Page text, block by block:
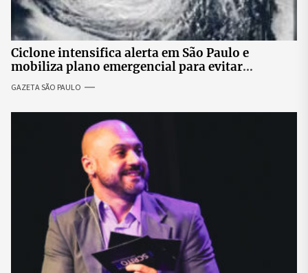
Ciclone intensifica alerta em São Paulo e
mobiliza plano emergencial para evitar
impactos no fornecimento de energia
GAZETA SÃO PAULO